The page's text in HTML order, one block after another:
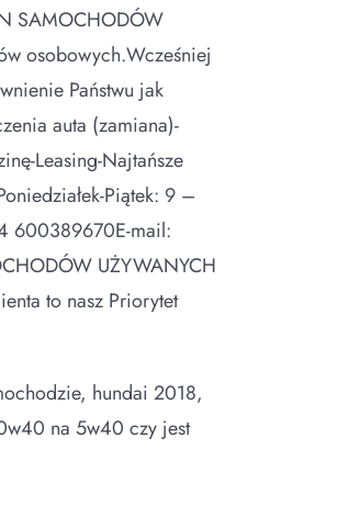
SAMOCHODÓW
osobowych.Wcześniej
Państwu jak
auta (zamiana)-
Leasing-Najtańsze
Piątek: 9 –
600389670E-mail:
UŻYWANYCH
to nasz Priorytet
hundai 2018,
na 5w40 czy jest